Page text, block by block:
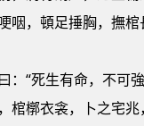
咽，頓足捶胸，撫棺
：“死生有命，不可
棺槨衣衾，卜之宅兆